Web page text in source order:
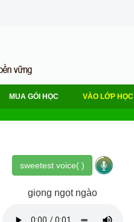
MUA GÓI HỌC VÀO LỚP HỌC
sweetest voice( )
giọng ngọt ngào